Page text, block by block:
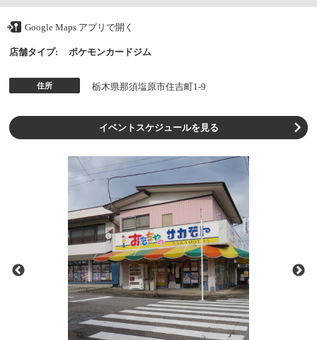
Google Maps アプリで開く
店舗タイプ: ポケモンカードジム
住所 栃木県那須塩原市住吉町1-9
イベントスケジュールを見る